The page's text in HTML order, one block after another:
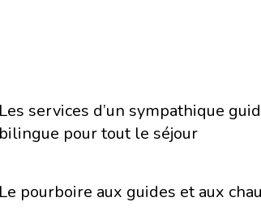
Les services d’un sympathique
pour tout le séjour
pourboire aux guides et aux